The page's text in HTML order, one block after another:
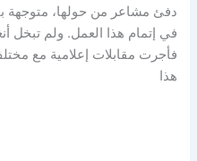
دفئ مشاعر من حولها، متوجهة
في إتمام هذا العمل. ولم تبخل
فأجرت مقابلات إعلامية مع
هذا